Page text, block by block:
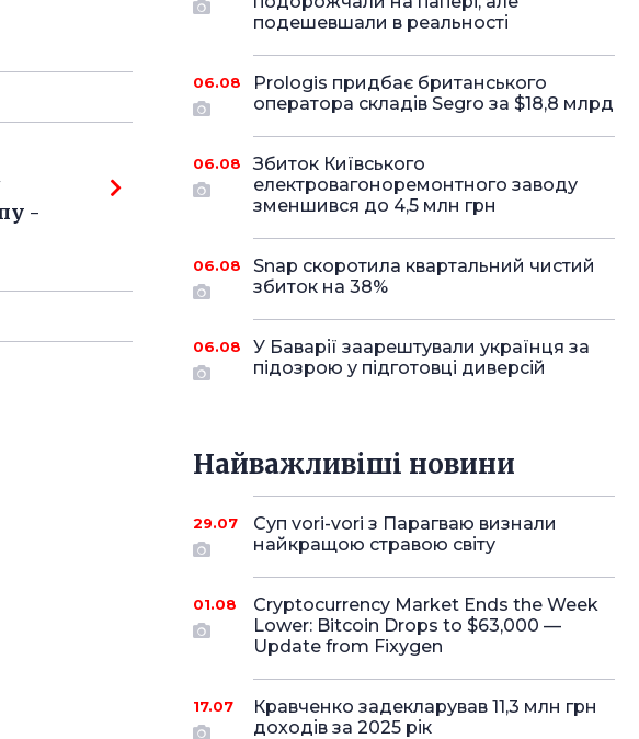
-
подешевшали в реальності
06.08
Prologis придбає британського
оператора складів Segro за $18,8 млрд
06.08
Збиток Київського
електровагоноремонтного заводу
зменшився до 4,5 млн грн
06.08
Snap скоротила квартальний чистий
збиток на 38%
06.08
У Баварії заарештували українця за
підозрою у підготовці диверсій
Найважливіші новини
29.07
Суп vori-vori з Парагваю визнали
найкращою стравою світу
01.08
Cryptocurrency Market Ends the Week
Lower: Bitcoin Drops to $63,000 —
Update from Fixygen
17.07
Кравченко задекларував 11,3 млн грн
доходів за 2025 рік